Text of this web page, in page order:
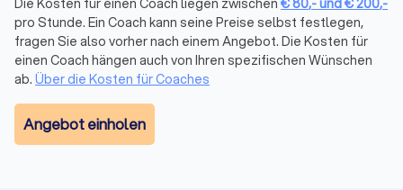
Personal Coachinghäufig günstiger, währendBusiness
Coachingoder Führungskräfte-Coachinghöherpreisig
ausfallen können.
Viele Coaches bieten sowohlEinzelsitzungen
Paketpreisean, zum Beispiel über mehrere Wochen oder mit
definiertem Umfang. Paketlösungen lohnen sich
insbesondere für strukturierte Coaching-Prozesse und sind
Die Kosten für einen Coach liegen zwischen €80,-und€200,-
pro Stunde. Ein Coach kann seine Preise selbst festlegen,
fragen Sie also vorher nach einem Angebot. Die Kosten für
einen Coach hängen auch von Ihren spezifischen Wünschen
ab. Über die Kosten für Coaches
Angebot einholen